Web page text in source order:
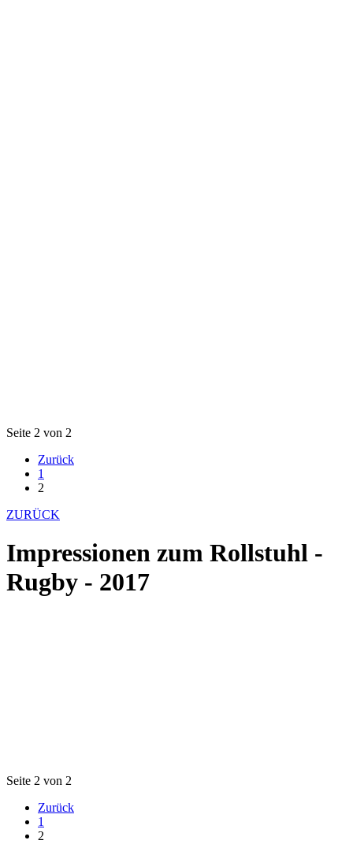
Seite 2 von 2
Zurück
1
2
ZURÜCK
Impressionen zum Rollstuhl -
Rugby - 2017
Seite 2 von 2
Zurück
1
2